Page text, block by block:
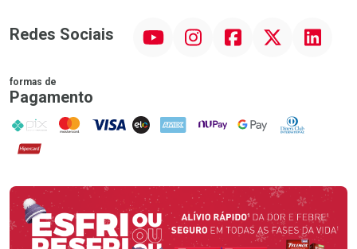
Redes Sociais InstagramFacebook Linkedin
formas de
Pagamento
PIX MasterCard
VISA ELO AMEX NuPay Google PayDiners Club
Hipercard
Promoção em Destaque